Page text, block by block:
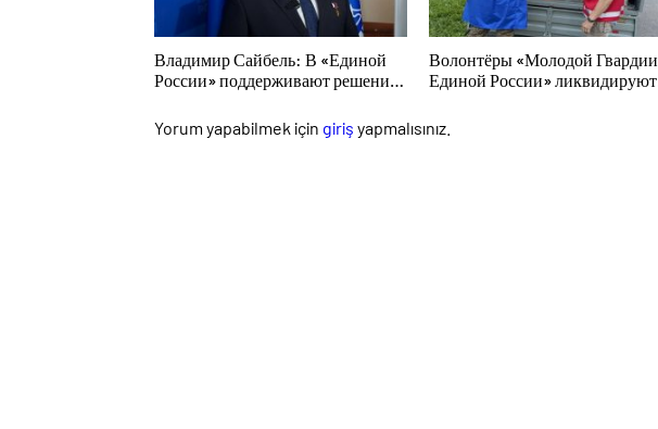
Владимир Сайбель: В «Единой
России» поддерживают решение
участников СВО получение
соцконтракта
Волонтёры «Молодой Гвардии
Единой России» ликвидируют
Дальнем Востоке
Yorum yapabilmek için giriş yapmalısınız.